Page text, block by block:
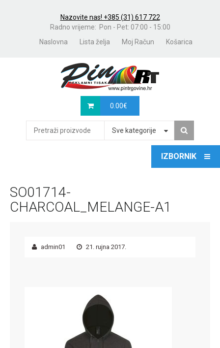
Nazovite nas! +385 (31) 617 722
Radno vrijeme: Pon - Pet: 07:00 - 15:00
Naslovna
Lista želja Moj Račun Košarica
0.00€
Sve kategorije
SO01714-
CHARCOAL_MELANGE-A1
admin01 21. rujna 2017.